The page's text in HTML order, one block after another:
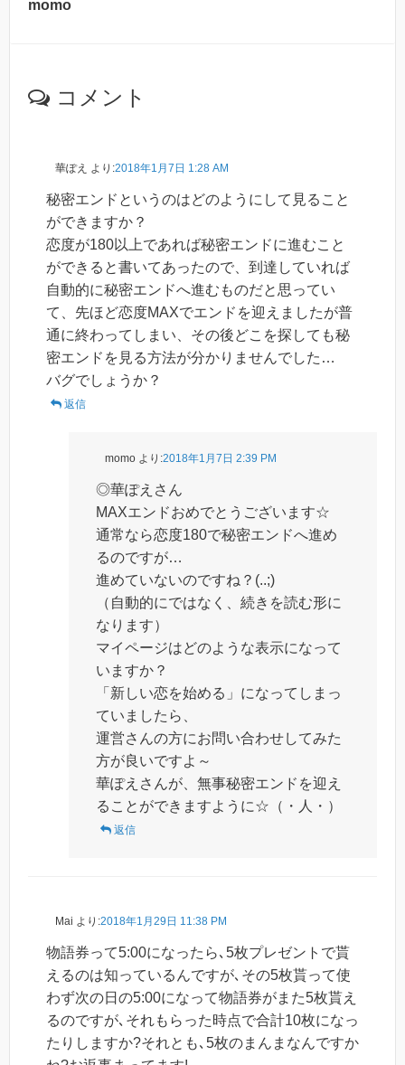
momo
コメント
華ぽえ より:2018年1月7日 1:28 AM
秘密エンドというのはどのようにして見ること
ができますか？
恋度が180以上であれば秘密エンドに進むこと
ができると書いてあったので、到達していれば
自動的に秘密エンドへ進むものだと思ってい
て、先ほど恋度MAXでエンドを迎えましたが普
通に終わってしまい、その後どこを探しても秘
密エンドを見る方法が分かりませんでした…
バグでしょうか？
返信
momo より:2018年1月7日 2:39 PM
◎華ぽえさん
MAXエンドおめでとうございます☆
通常なら恋度180で秘密エンドへ進め
るのですが…
進めていないのですね？(..;)
（自動的にではなく、続きを読む形に
なります）
マイページはどのような表示になって
いますか？
「新しい恋を始める」になってしまっ
ていましたら、
運営さんの方にお問い合わせしてみた
方が良いですよ～
華ぽえさんが、無事秘密エンドを迎え
ることができますように☆（・人・）
返信
Mai より:2018年1月29日 11:38 PM
物語券って5:00になったら､5枚プレゼントで貰
えるのは知っているんですが､その5枚貰って使
わず次の日の5:00になって物語券がまた5枚貰え
るのですが､それもらった時点で合計10枚になっ
たりしますか?それとも､5枚のまんまなんですか